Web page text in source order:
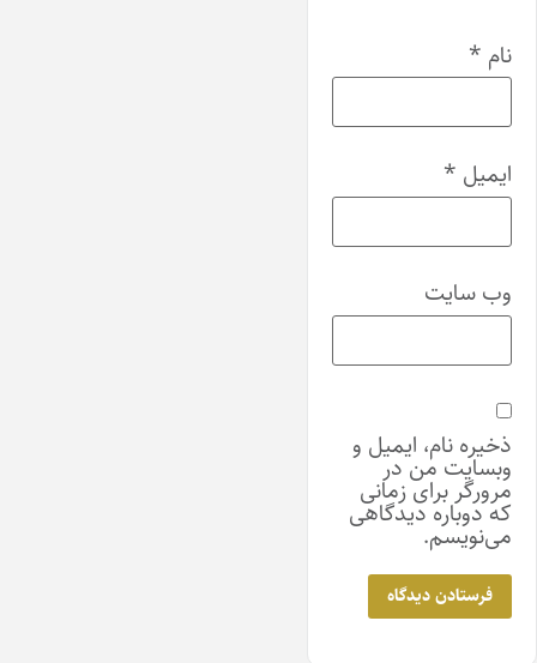
نام *
ایمیل *
وب‌ سایت
ذخیره نام، ایمیل و
وبسایت من در
مرورگر برای زمانی
که دوباره دیدگاهی
می‌نویسم.